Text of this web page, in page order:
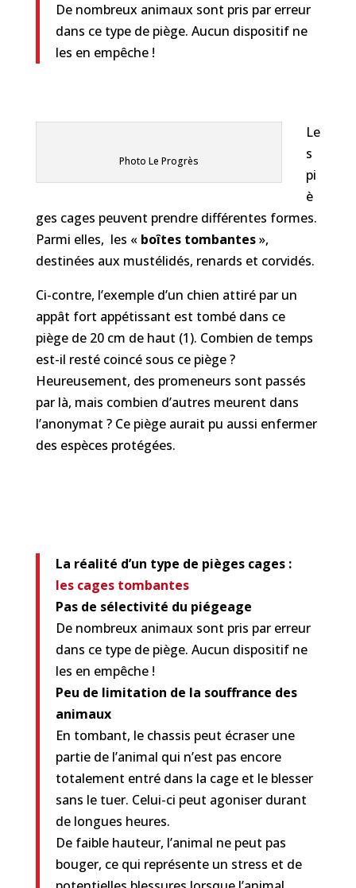
De nombreux animaux sont pris par erreur
dans ce type de piège. Aucun dispositif ne
les en empêche !
Photo Le Progrès
Le
s
pi
è
ges cages peuvent prendre différentes formes.
Parmi elles, les « boîtes tombantes»,
destinées aux mustélidés, renards et corvidés.
Ci-contre, l’exemple d’un chien attiré par un
appât fort appétissant est tombé dans ce
piège de 20 cm de haut (1). Combien de temps
est-il resté coincé sous ce piège ?
Heureusement, des promeneurs sont passés
par là, mais combien d’autres meurent dans
l’anonymat ? Ce piège aurait pu aussi enfermer
des espèces protégées.
La réalité d’un type de pièges cages :
les cages tombantes
Pas de sélectivité du piégeage
De nombreux animaux sont pris par erreur
dans ce type de piège. Aucun dispositif ne
les en empêche !
Peu de limitation de la souffrance des
animaux
En tombant, le chassis peut écraser une
partie de l’animal qui n’est pas encore
totalement entré dans la cage et le blesser
sans le tuer. Celui-ci peut agoniser durant
de longues heures.
De faible hauteur, l’animal ne peut pas
bouger, ce qui représente un stress et de